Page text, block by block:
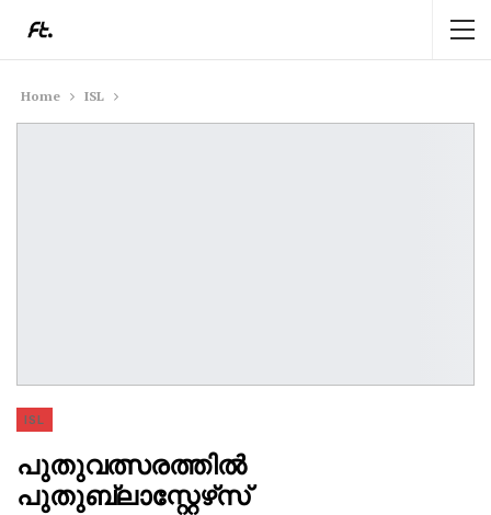
Home ISL
ISL
പുതുവത്സരത്തിൽ
പുതുബ്ലാസ്റ്റേഴ്‌സ്